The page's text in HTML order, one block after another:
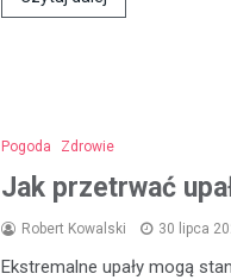
Pogoda Zdrowie
Jak przetrwać
Robert Kowalski 30 lipca
Ekstremalne upały mogą